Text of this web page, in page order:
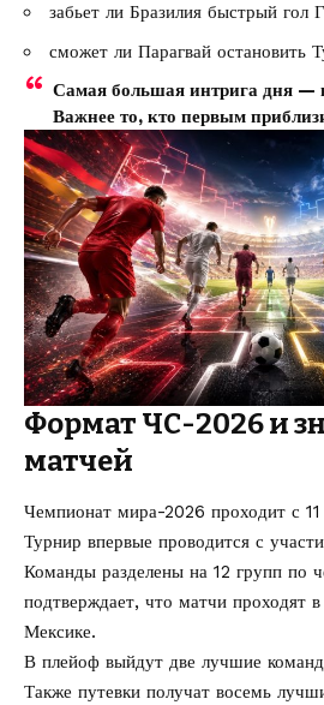
забьет ли Бразилия быстрый гол
сможет ли Парагвай остановить
Самая большая интрига дня —
Важнее то, кто первым
Формат ЧС-2026 и
матчей
Чемпионат мира-2026 проходит с
Турнир впервые проводится с
Команды разделены на 12 групп по
подтверждает, что матчи
Мексике.
В плейоф выйдут две лучшие
Также путевки получат восемь